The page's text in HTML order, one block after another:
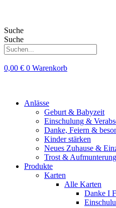
Suche
Suche
0,00 € 0 Warenkorb
Anlässe
Geburt & Babyzeit
Einschulung &
Danke, Feiern &
Kinder stärken
Neues Zuhause &
Trost & Aufmunterung
Produkte
Karten
Alle Karten
Danke I